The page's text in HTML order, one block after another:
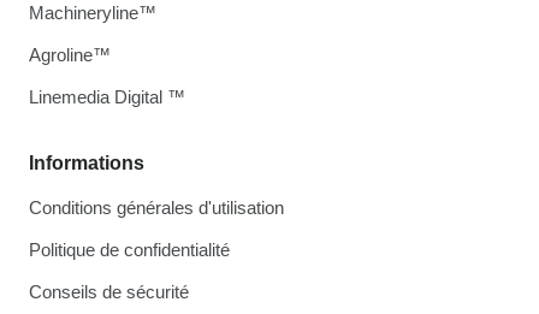
Informations
Conditions générales d'utilisation
Politique de confidentialité
Conseils de sécurité
Machineryline™
Agroline™
Linemedia Digital ™